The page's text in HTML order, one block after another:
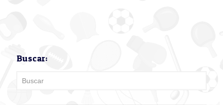
Buscar: